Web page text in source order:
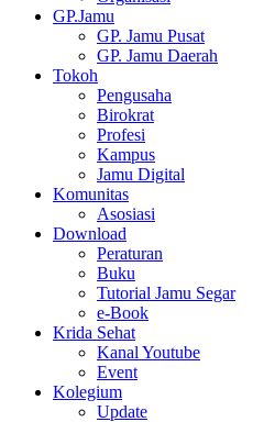
GP.Jamu
GP. Jamu Pusat
GP. Jamu Daerah
Tokoh
Pengusaha
Birokrat
Profesi
Kampus
Jamu Digital
Komunitas
Asosiasi
Download
Peraturan
Buku
Tutorial Jamu Segar
e-Book
Krida Sehat
Kanal Youtube
Event
Kolegium
Update